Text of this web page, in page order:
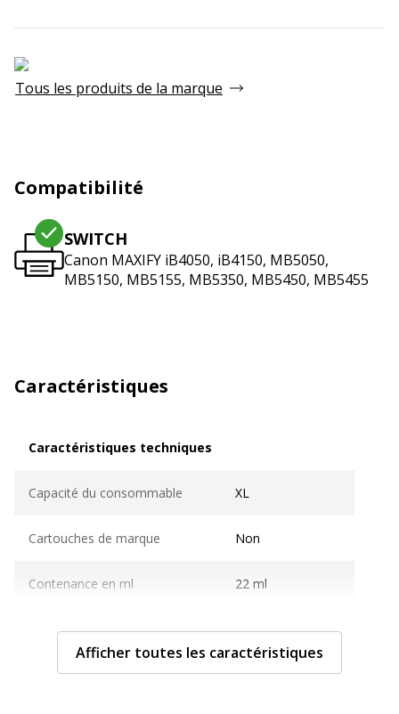
Tous les produits de la marque
Compatibilité
SWITCH
Canon MAXIFY iB4050, iB4150, MB5050,
MB5150, MB5155, MB5350, MB5450, MB5455
Caractéristiques
Caractéristiques techniques
Capacité du consommable XL
Cartouches de marque Non
Contenance en ml 22 ml
Couleur du consommable Jaune
Nombre de pages imprimables 1520 pages
Afficher toutes les caractéristiques